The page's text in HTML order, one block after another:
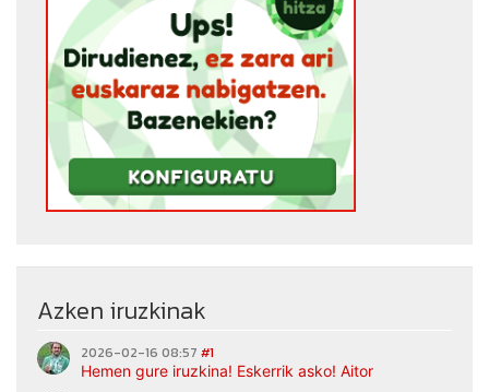
Azken iruzkinak
2026-02-16 08:57 #1
Hemen gure iruzkina! Eskerrik asko! Aitor